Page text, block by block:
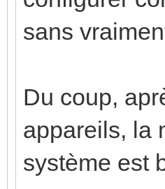
sans
Du coup,
appareils, la
système est